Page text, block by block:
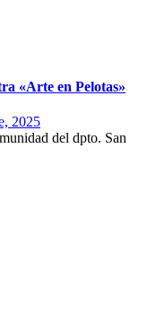
«Arte en Pelotas»
2025
del dpto. San